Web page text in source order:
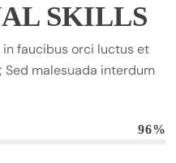
SKILLS
faucibus orci luctus et
malesuada interdum
96%